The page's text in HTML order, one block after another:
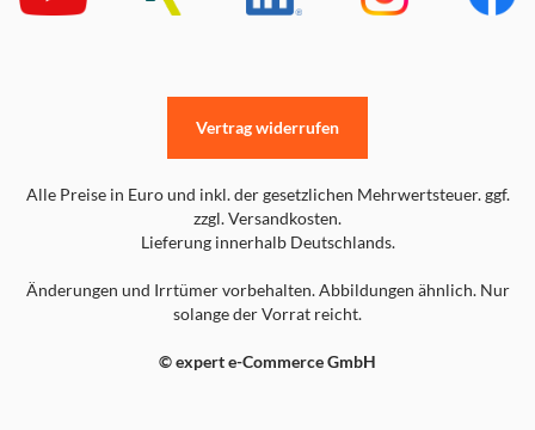
Alle Preise in Euro und inkl. der gesetzlichen Mehrwertsteuer. ggf.
zzgl. Versandkosten.
Lieferung innerhalb Deutschlands.
Änderungen und Irrtümer vorbehalten. Abbildungen ähnlich. Nur
solange der Vorrat reicht.
© expert e-Commerce GmbH
Vertrag widerrufen